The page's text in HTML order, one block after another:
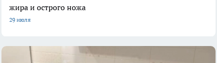
жира и острого ножа
29 июля